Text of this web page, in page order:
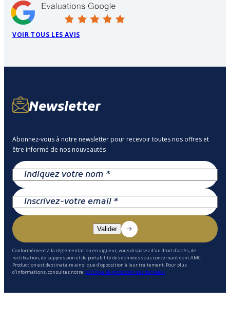
VOIR TOUS LES AVIS
Newsletter
Abonnez-vous à notre newsletter pour recevoir toutes nos offres et
être informé de nos nouveautés
Conformément à la réglementation en vigueur, vous disposez d'un droit d'accès, de
rectification, de suppression et de portabilité des données vous concernant dont AMC
Production est destinataire ainsi que d'opposition à leur traitement. Pour plus
d'informations, consultez notre politique de protection des données.